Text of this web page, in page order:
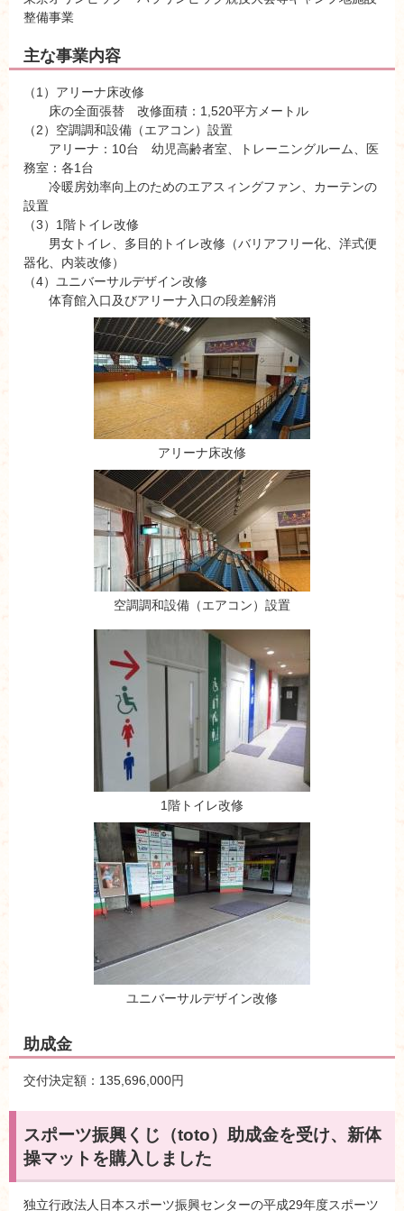
整備事業
主な事業内容
（1）アリーナ床改修
床の全面張替 改修面積：1,520平方メートル
（2）空調調和設備（エアコン）設置
アリーナ：10台 幼児高齢者室、トレーニングルーム、医
務室：各1台
冷暖房効率向上のためのエアスィングファン、カーテンの
設置
（3）1階トイレ改修
男女トイレ、多目的トイレ改修（バリアフリー化、洋式便
器化、内装改修）
（4）ユニバーサルデザイン改修
体育館入口及びアリーナ入口の段差解消
アリーナ床改修
空調調和設備（エアコン）設置
1階トイレ改修
ユニバーサルデザイン改修
助成金
交付決定額：135,696,000円
スポーツ振興くじ（toto）助成金を受け、新体
操マットを購入しました
独立行政法人日本スポーツ振興センターの平成29年度スポーツ